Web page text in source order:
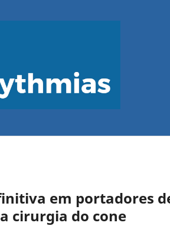
em portadores
cirurgia do cone